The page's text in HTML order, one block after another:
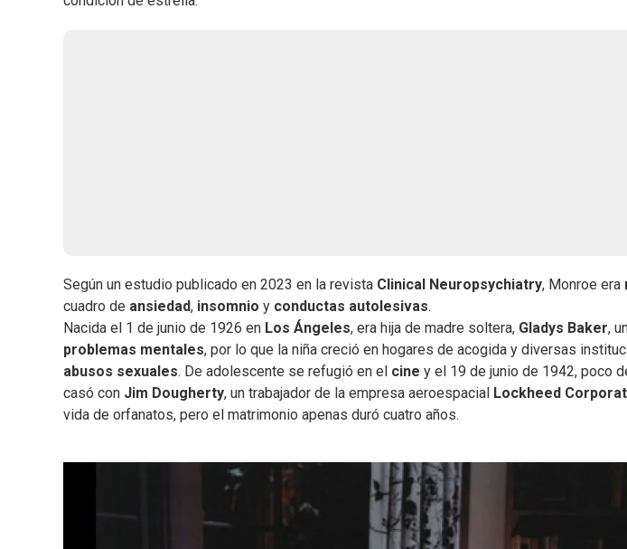
Según un estudio publicado en 2023 en la revista Clinical Neuropsychiatry, Monroe era
cuadro de ansiedad, insomnio y conductas autolesivas.
Nacida el 1 de junio de 1926 en Los Ángeles, era hija de madre soltera, Gladys Baker,
problemas mentales, por lo que la niña creció en hogares de acogida y diversas
abusos sexuales. De adolescente se refugió en el cine y el 19 de junio de 1942, poco
casó con Jim Dougherty, un trabajador de la empresa aeroespacial Lockheed
vida de orfanatos, pero el matrimonio apenas duró cuatro años.